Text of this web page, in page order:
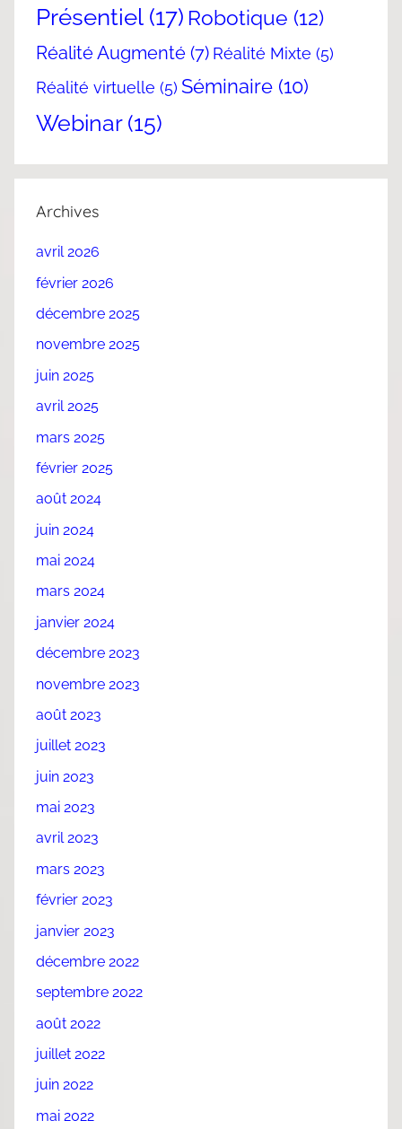
Présentiel(17) Robotique (12)
Réalité Augmenté (7) Réalité Mixte (5)
Réalité virtuelle (5) Séminaire (10)
Webinar(15)
Archives
avril 2026
février 2026
décembre 2025
novembre 2025
juin 2025
avril 2025
mars 2025
février 2025
août 2024
juin 2024
mai 2024
mars 2024
janvier 2024
décembre 2023
novembre 2023
août 2023
juillet 2023
juin 2023
mai 2023
avril 2023
mars 2023
février 2023
janvier 2023
décembre 2022
septembre 2022
août 2022
juillet 2022
juin 2022
mai 2022